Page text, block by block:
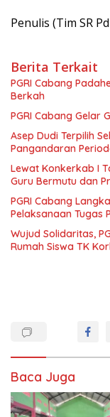
Penulis (Tim SR
Berita Terkait
PGRI Cabang
Berkah
PGRI Cabang Gelar
Asep Dudi Terpilih
Pangandaran
Lewat Konkerkab I
Guru Bermutu dan
PGRI Cabang
Pelaksanaan Tugas
Wujud Solidaritas,
Rumah Siswa TK
Baca Juga